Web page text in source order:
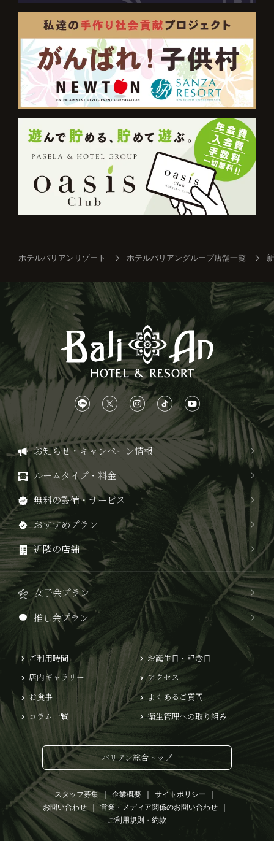
ホテルバリアンリゾート ホテルバリアングループ店舗一覧
お知らせ・キャンペーン情報
ルームタイプ・料金
無料の設備・サービス
おすすめプラン
近隣の店舗
女子会プラン
推し会プラン
ご利用時間
店内ギャラリー
お食事
コラム一覧
お誕生日・記念日
アクセス
よくあるご質問
衛生管理への取り組み
バリアン総合トップ
スタッフ募集 企業概要
サイトポリシー
お問い合わせ
営業・メディア関係のお問い合わせ
ご利用規則・約款